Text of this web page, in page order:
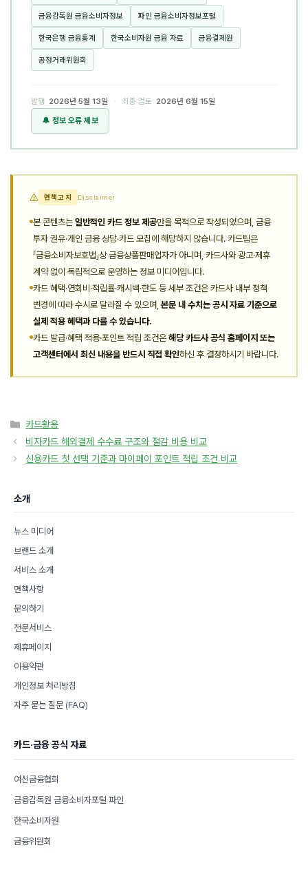
금융감독원 금융소비자정보 파인 금융소비자정보포털
한국은행 금융통계 한국소비자원 금융 자료 금융결제원
공정거래위원회
발행 2026년 5월 13일 · 최종 검토 2026년 6월 15일
🔔 정보 오류 제보
면책고지 Disclaimer
본 콘텐츠는 일반적인 카드 정보 제공만을 목적으로 작성되었으며, 금융
투자 권유·개인 금융 상담·카드 모집에 해당하지 않습니다. 카드팁은
「금융소비자보호법」상 금융상품판매업자가 아니며, 카드사와 광고·제휴
계약 없이 독립적으로 운영하는 정보 미디어입니다.
카드 혜택·연회비·적립률·캐시백·한도 등 세부 조건은 카드사 내부 정책
변경에 따라 수시로 달라질 수 있으며,본문 내 수치는 공시 자료 기준으로
실제 적용 혜택과 다를 수 있습니다.
카드 발급·혜택 적용·포인트 적립 조건은 해당 카드사 공식 홈페이지 또는
고객센터에서 최신 내용을 반드시 직접 확인하신 후 결정하시기 바랍니다.
카
테
리
카드활용
비자카드 해외결제 수수료 구조와 절감 비용 비교
신용카드 첫 선택 기준과 마이페이 포인트 적립 조건 비교
소개
뉴스 미디어
브랜드 소개
서비스 소개
면책사항
문의하기
전문서비스
제휴페이지
이용약관
개인정보 처리방침
자주 묻는 질문 (FAQ)
카드·금융 공식 자료
여신금융협회
금융감독원 금융소비자포털 파인
한국소비자원
금융위원회